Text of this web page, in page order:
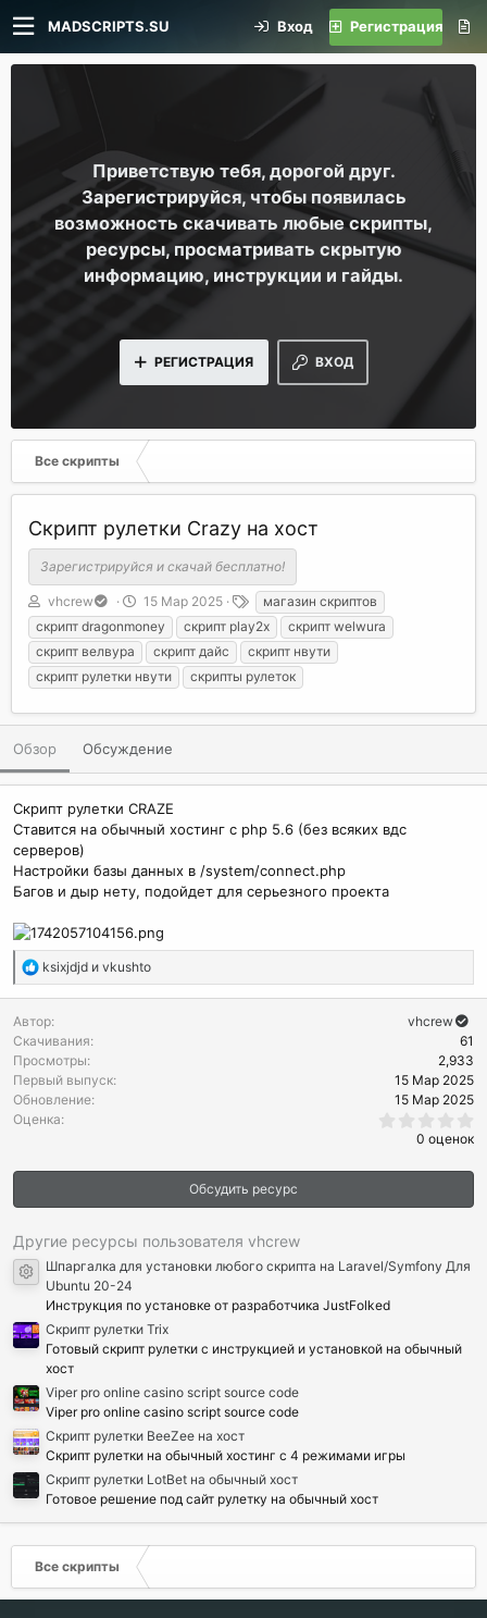
MADSCRIPTS.SU Вход Регистрация
Приветствую тебя, дорогой друг.
Зарегистрируйся, чтобы появилась
возможность скачивать любые скрипты,
ресурсы, просматривать скрытую
информацию, инструкции и гайды.
ВХОД
РЕГИСТРАЦИЯ
Все скрипты
Скрипт рулетки Crazy на хост
Зарегистрируйся и скачай бесплатно!
А
в
т
о
р
vhcrew
Д
а
т
а
с
з
а
н
я
15 Мар 2025
е
г
и
магазин скриптов
скрипт dragonmoney
скрипт play2x
скрипт welwura
скрипт велвура
скрипт дайс
скрипт нвути
скрипт рулетки нвути
скрипты рулеток
Обзор Обсуждение
Скрипт рулетки CRAZE
Ставится на обычный хостинг с php 5.6 (без всяких вдс
серверов)
Настройки базы данных в /system/connect.php
Багов и дыр нету, подойдет для серьезного проекта
Р
е
к
ц
и
и
:
ksixjdjd и vkushto
Автор
vhcrew
Скачивания
61
Просмотры
2,933
Первый выпуск
15 Мар 2025
Обновление
15 Мар 2025
Оценка
.
0
з
ё
0 оценок
Обсудить ресурс
Другие ресурсы пользователя vhcrew
Иконка ресурса
Шпаргалка для установки любого скрипта на Laravel/Symfony Для
Ubuntu 20-24
Инструкция по установке от разработчика JustFolked
Cкрипт рулетки Trix
Готовый скрипт рулетки с инструкцией и установкой на обычный
хост
Viper pro online casino script source code
Viper pro online casino script source code
Скрипт рулетки BeeZee на хост
Скрипт рулетки на обычный хостинг с 4 режимами игры
Скрипт рулетки LotBet на обычный хост
Готовое решение под сайт рулетку на обычный хост
Все скрипты